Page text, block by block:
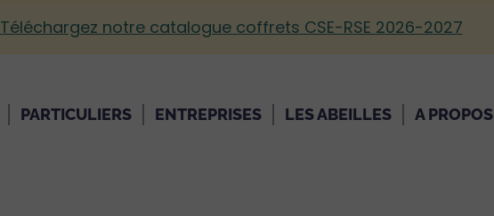
Téléchargez notre catalogue coffrets CSE-RSE 2026-2027
PARTICULIERS ENTREPRISES LES ABEILLES A PROPOS